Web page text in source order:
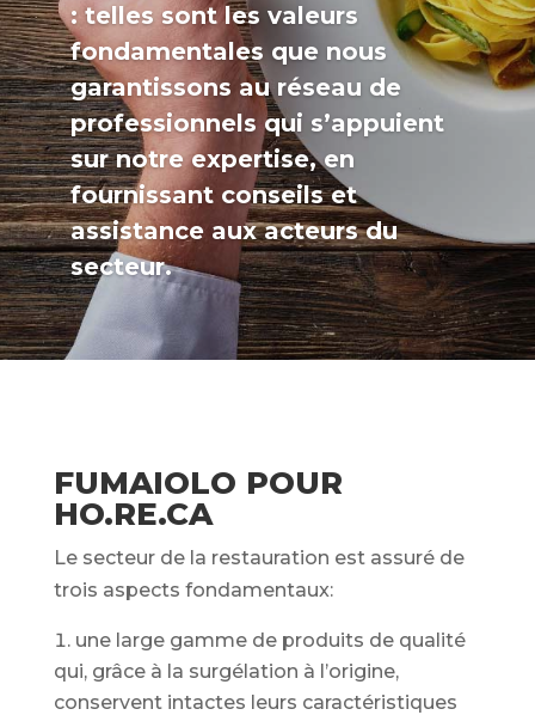
: telles sont les valeurs
fondamentales que nous
garantissons au réseau de
professionnels qui s’appuient
sur notre expertise, en
fournissant conseils et
assistance aux acteurs du
secteur.
FUMAIOLO POUR
HO.RE.CA
Le secteur de la restauration est assuré de
trois aspects fondamentaux:
une large gamme de produits de qualité
qui, grâce à la surgélation à l’origine,
conservent intactes leurs caractéristiques